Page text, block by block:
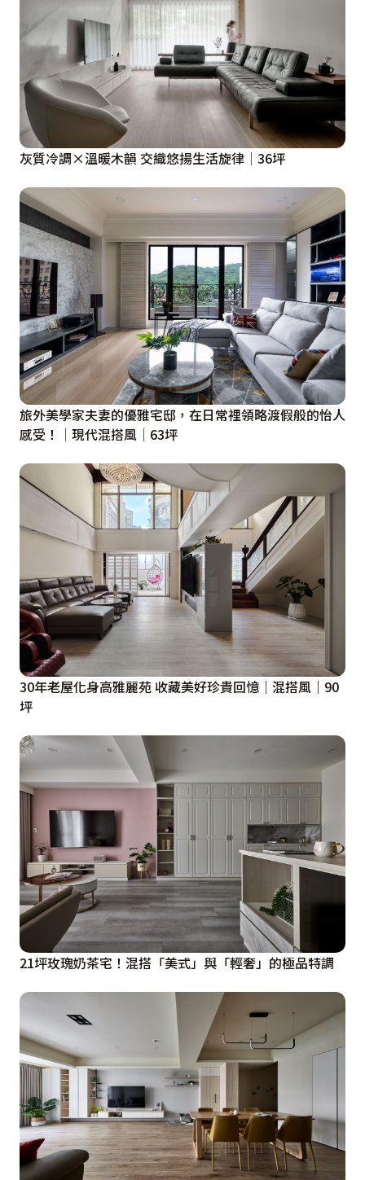
灰質冷調×溫暖木韻 交織悠揚生活旋律│36坪
旅外美學家夫妻的優雅宅邸，在日常裡領略渡假般的怡人
感受！│現代混搭風│63坪
30年老屋化身高雅麗苑 收藏美好珍貴回憶｜混搭風｜90
坪
21坪玫瑰奶茶宅！混搭「美式」與「輕奢」的極品特調